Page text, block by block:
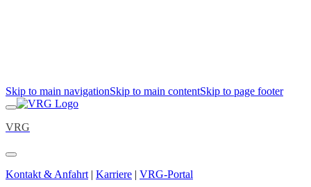
Skip to main navigationSkip to main contentSkip to page footer
VRG
Kontakt & Anfahrt | Karriere | VRG-Portal